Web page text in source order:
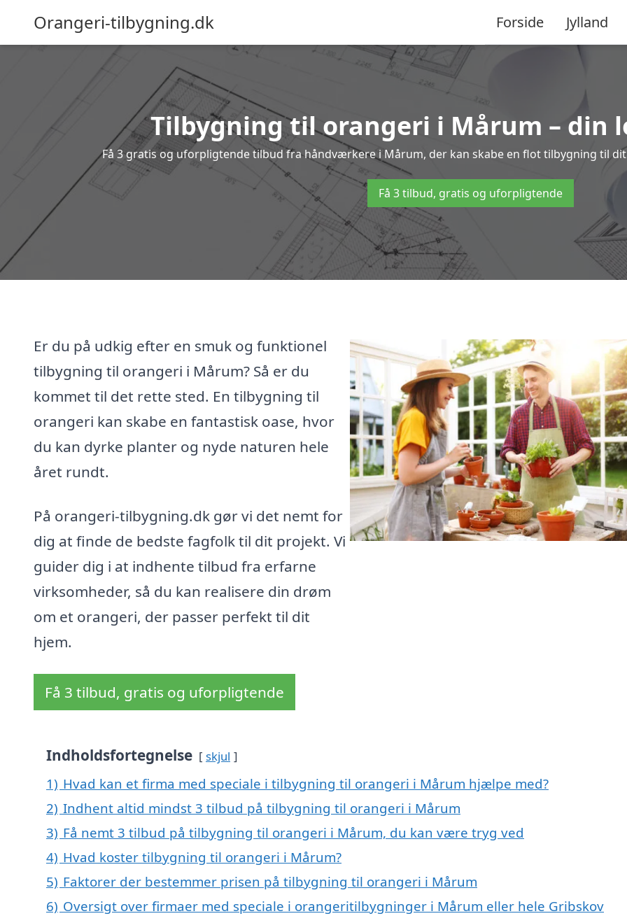
Orangeri-tilbygning.dk Forside Jylland
Tilbygning til orangeri i Mårum – din
Få 3 gratis og uforpligtende tilbud fra håndværkere i Mårum, der kan skabe en flot tilbygning til
Få 3 tilbud, gratis og uforpligtende
Er du på udkig efter en smuk og funktionel
tilbygning til orangeri i Mårum? Så er du
kommet til det rette sted. En tilbygning til
orangeri kan skabe en fantastisk oase, hvor
du kan dyrke planter og nyde naturen hele
året rundt.
På orangeri-tilbygning.dk gør vi det nemt for
dig at finde de bedste fagfolk til dit projekt. Vi
guider dig i at indhente tilbud fra erfarne
virksomheder, så du kan realisere din drøm
om et orangeri, der passer perfekt til dit
hjem.
Få 3 tilbud, gratis og uforpligtende
Indholdsfortegnelse skjul
1) Hvad kan et firma med speciale i tilbygning til orangeri i Mårum hjælpe med?
2) Indhent altid mindst 3 tilbud på tilbygning til orangeri i Mårum
3) Få nemt 3 tilbud på tilbygning til orangeri i Mårum, du kan være tryg ved
4) Hvad koster tilbygning til orangeri i Mårum?
5) Faktorer der bestemmer prisen på tilbygning til orangeri i Mårum
6) Oversigt over firmaer med speciale i orangeritilbygninger i Mårum eller hele Gribskov